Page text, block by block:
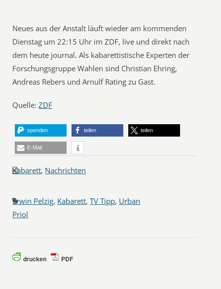
Neues aus der Anstalt läuft wieder am kommenden
Dienstag um 22:15 Uhr im ZDF, live und direkt nach
dem heute journal. Als kabarettistische Experten der
Forschungsgruppe Wahlen sind Christian Ehring,
Andreas Rebers und Arnulf Rating zu Gast.
Quelle:ZDF
spenden teilen teilen
E-Mail
Kabarett, Nachrichten
Erwin Pelzig, Kabarett,TV Tipp, Urban
Priol
drucken PDF